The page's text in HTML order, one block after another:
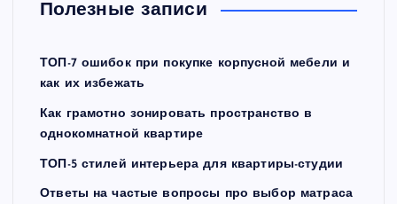
Полезные записи
ТОП-7 ошибок при покупке корпусной мебели и
как их избежать
Как грамотно зонировать пространство в
однокомнатной квартире
ТОП-5 стилей интерьера для квартиры-студии
Ответы на частые вопросы про выбор матраса